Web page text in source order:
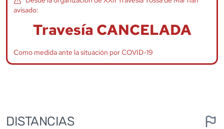
avisado:
Travesía CANCELADA
Como medida ante la situación por COVID-19
DISTANCIAS